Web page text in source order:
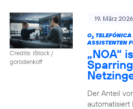
Credits: iStock /
gorodenkoff
19. März 2026
O2TELEFÓNICA
ASSISTENTEN
„NOA“
Der Anteil